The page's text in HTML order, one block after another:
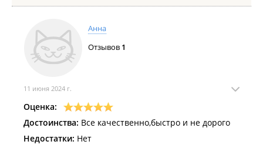
Анна
Отзывов 1
11 июня 2024 г.
Оценка:
Достоинства: Все качественно,быстро и не дорого
Недостатки: Нет